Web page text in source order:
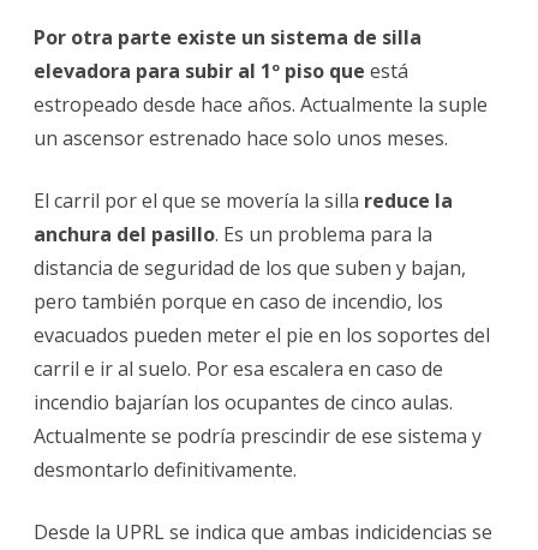
Por otra parte existe un sistema de silla
elevadora para subir al 1º piso que está
estropeado desde hace años. Actualmente la suple
un ascensor estrenado hace solo unos meses.
El carril por el que se movería la silla reduce la
anchura del pasillo. Es un problema para la
distancia de seguridad de los que suben y bajan,
pero también porque en caso de incendio, los
evacuados pueden meter el pie en los soportes del
carril e ir al suelo. Por esa escalera en caso de
incendio bajarían los ocupantes de cinco aulas.
Actualmente se podría prescindir de ese sistema y
desmontarlo definitivamente.
Desde la UPRL se indica que ambas indicidencias se